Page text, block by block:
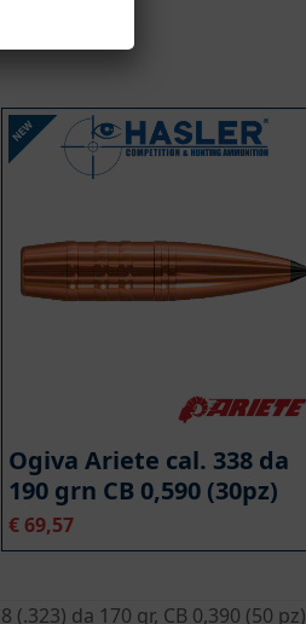
Ogiva Ariete cal. 338 da
190 grn CB 0,590 (30pz)
€69,57
(.323) da 170 gr, CB 0,390 (50 pz)